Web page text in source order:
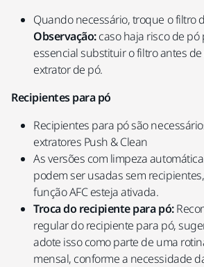
Quando necessário, troque o filtro
Observação:caso haja risco de pó
essencial substituir o filtro antes
extrator de pó.
Recipientes para pó
Recipientes para pó são
extratores Push & Clean
As versões com limpeza automática
podem ser usadas sem
função AFC esteja ativada.
Troca do recipiente para pó:
regular do recipiente para pó,
adote isso como parte de uma
mensal, conforme a necessidade